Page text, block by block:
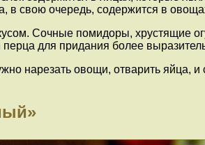
в свою очередь, содержится в
Сочные помидоры, хрустящие
для придания более
нарезать овощи, отварить